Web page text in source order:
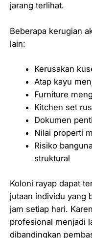
jarang terlihat.
Beberapa kerugian
lain:
Kerusakan
Atap kayu
Furniture
Kitchen set
Dokumen
Nilai properti
Risiko
struktural
Koloni rayap dapat
jutaan individu yang
jam setiap hari.
profesional menjadi
dibandingkan